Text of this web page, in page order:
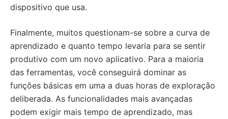
dispositivo que usa.
Finalmente, muitos questionam-se sobre a curva de
aprendizado e quanto tempo levaria para se sentir
produtivo com um novo aplicativo. Para a maioria
das ferramentas, você conseguirá dominar as
funções básicas em uma a duas horas de exploração
deliberada. As funcionalidades mais avançadas
podem exigir mais tempo de aprendizado, mas